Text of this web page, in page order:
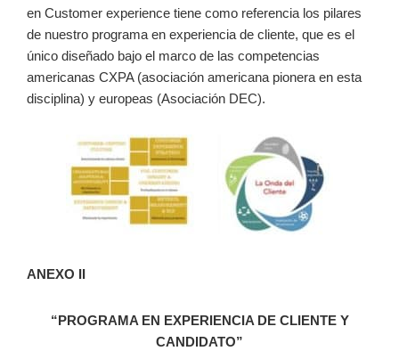
en Customer experience tiene como referencia los pilares
de nuestro programa en experiencia de cliente, que es el
único diseñado bajo el marco de las competencias
americanas CXPA (asociación americana pionera en esta
disciplina) y europeas (Asociación DEC).
ANEXO II
“PROGRAMA EN EXPERIENCIA DE CLIENTE Y
CANDIDATO”